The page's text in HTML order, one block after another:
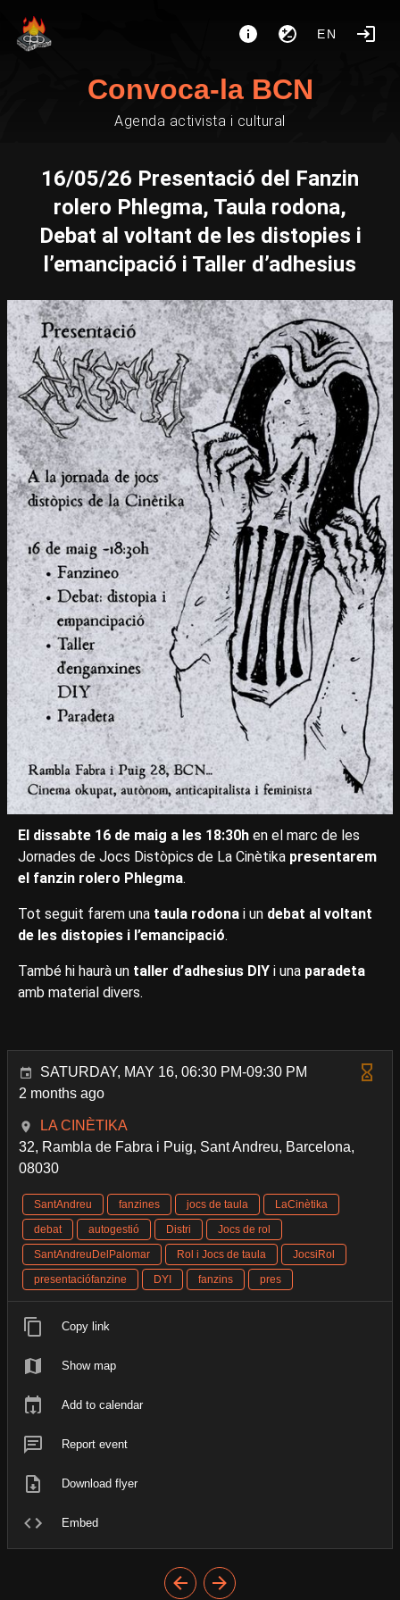
EN
Convoca-la BCN
Agenda activista i cultural
16/05/26 Presentació del Fanzin
rolero Phlegma, Taula rodona,
Debat al voltant de les distopies i
l’emancipació i Taller d’adhesius
El dissabte 16 de maig a les 18:30h en el marc de les
Jornades de Jocs Distòpics de La Cinètika presentarem
el fanzin rolero Phlegma.
Tot seguit farem una taula rodona i un debat al voltant
de les distopies i l’emancipació.
També hi haurà un taller d’adhesius DIY i una paradeta
amb material divers.
SATURDAY, MAY 16, 06:30 PM-09:30 PM
2 months ago
LA CINÈTIKA
32, Rambla de Fabra i Puig, Sant Andreu, Barcelona,
08030
SantAndreu fanzines jocs de taula
LaCinètika
debat
autogestió Distri
Jocs de rol
SantAndreuDelPalomar
Rol i Jocs de taula
JocsiRol
presentaciófanzine
DYI fanzins pres
Copy link
Show map
Add to calendar
Report event
Download flyer
Embed